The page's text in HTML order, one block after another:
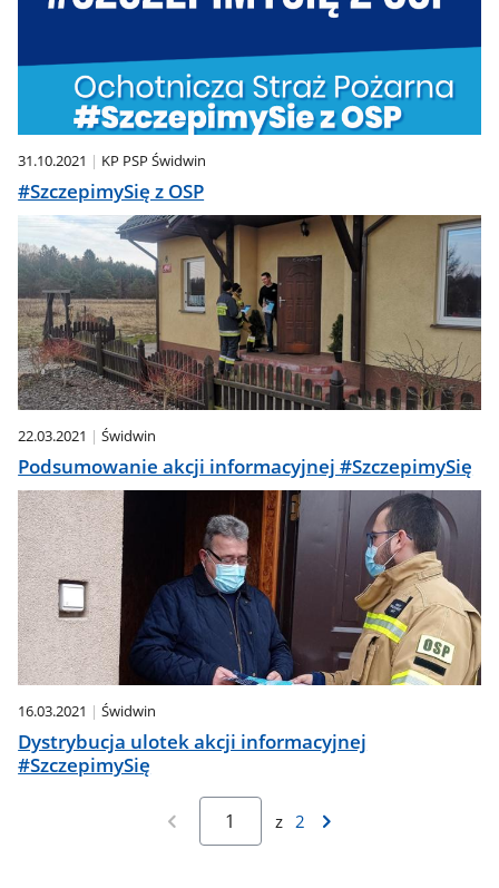
31.10.2021 KP PSP Świdwin
#SzczepimySię z OSP
22.03.2021 Świdwin
Podsumowanie akcji informacyjnej #SzczepimySię
16.03.2021 Świdwin
Dystrybucja ulotek akcji informacyjnej
#SzczepimySię
z 2